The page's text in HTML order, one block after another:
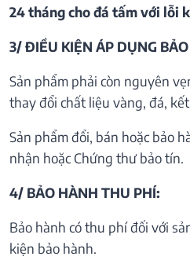
24 tháng cho đá tấm với lỗi
3/ ĐIỀU KIỆN ÁP DỤNG
Sản phẩm phải còn nguyên
thay đổi chất liệu vàng, đá,
Sản phẩm đổi, bán hoặc bảo
nhận hoặc Chứng thư bảo tín.
4/ BẢO HÀNH THU PHÍ:
Bảo hành có thu phí đối với
kiện bảo hành.